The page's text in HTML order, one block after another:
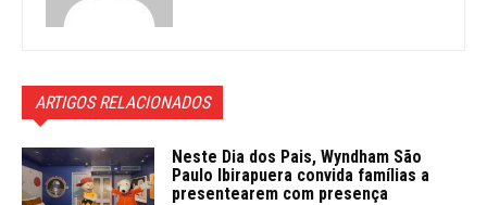
ARTIGOS RELACIONADOS
Neste Dia dos Pais, Wyndham São
Paulo Ibirapuera convida famílias a
presentearem com presença